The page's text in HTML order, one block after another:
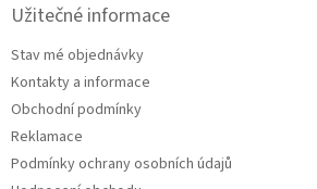
Užitečné informace
Stav mé objednávky
Kontakty a informace
Obchodní podmínky
Reklamace
Podmínky ochrany osobních údajů